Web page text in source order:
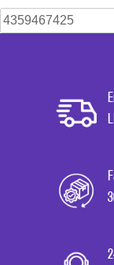
Buscar: